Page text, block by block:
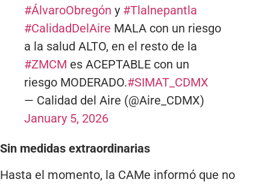
#ÁlvaroObregón y #Tlalnepantla
#CalidadDelAire MALA con un riesgo
a la salud ALTO, en el resto de la
#ZMCM es ACEPTABLE con un
riesgo MODERADO.#SIMAT_CDMX
— Calidad del Aire (@Aire_CDMX)
January 5, 2026
Sin medidas extraordinarias
Hasta el momento, la CAMe informó que no